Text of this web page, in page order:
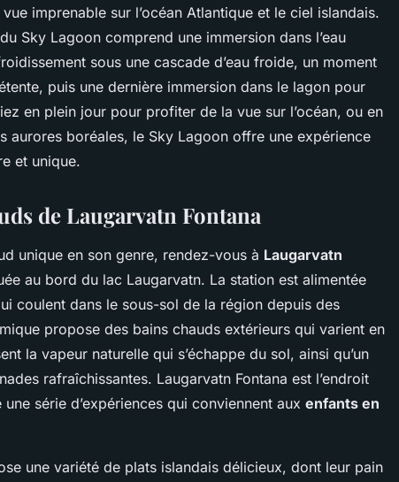
imprenable sur l’océan Atlantique et le ciel islandais.
Sky Lagoon comprend une immersion dans l’eau
sous une cascade d’eau froide, un moment
puis une dernière immersion dans le lagon pour
en plein jour pour profiter de la vue sur l’océan, ou en
aurores boréales, le Sky Lagoon offre une expérience
et unique.
de Laugarvatn Fontana
unique en son genre, rendez-vous à Laugarvatn
au bord du lac Laugarvatn. La station est alimentée
coulent dans le sous-sol de la région depuis des
propose des bains chauds extérieurs qui varient en
la vapeur naturelle qui s’échappe du sol, ainsi qu’un
rafraîchissantes. Laugarvatn Fontana est l’endroit
série d’expériences qui conviennent aux enfants en
une variété de plats islandais délicieux, dont leur pain